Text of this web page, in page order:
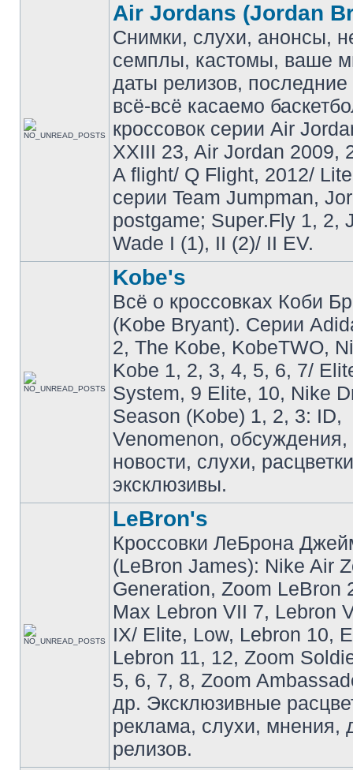
Air Jordans (Jordan
Снимки, слухи, анонсы,
семплы, кастомы, ваше
даты релизов, последние
всё-всё касаемо
кроссовок серии Air
XXIII 23, Air Jordan 2009,
A flight/ Q Flight, 2012/
серии Team Jumpman,
postgame; Super.Fly 1, 2,
Wade I (1), II (2)/ II EV.
Kobe's
Всё о кроссовках Коби
(Kobe Bryant). Серии
2, The Kobe, KobeTWO,
Kobe 1, 2, 3, 4, 5, 6, 7/
System, 9 Elite, 10, Nike
Season (Kobe) 1, 2, 3: ID,
Venomenon,
новости, слухи,
эксклюзивы.
LeBron's
Кроссовки ЛеБрона
(LeBron James): Nike Air
Generation, Zoom LeBron
Max Lebron VII 7, Lebron
IX/ Elite, Low, Lebron 10,
Lebron 11, 12, Zoom
5, 6, 7, 8, Zoom
др. Эксклюзивные
реклама, слухи, мнения,
релизов.